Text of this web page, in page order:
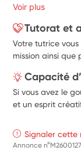
Voir plus
Tutorat et
Votre tutrice
mission ainsi
Capacité
Si vous avez le
et un esprit
Signaler cette
Annonce